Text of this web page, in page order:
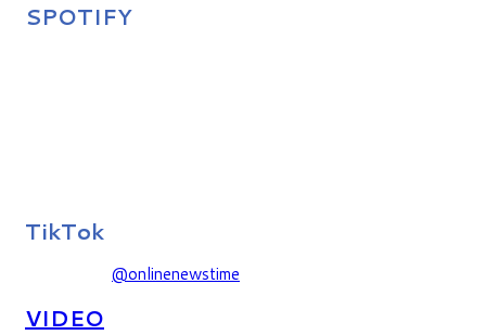
SPOTIFY
TikTok
@onlinenewstime
VIDEO